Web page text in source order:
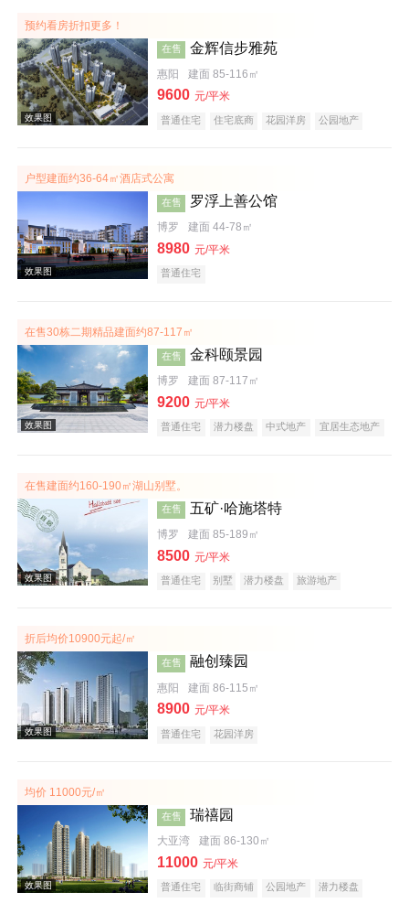
效果图
效果图
预约看房折扣更多！
在售 金辉信步雅苑
惠阳 建面 85-116㎡
9600 元/平米
普通住宅 住宅底商 花园洋房
公园地产
户型建面约36-64㎡酒店式公寓
效果图
在售 罗浮上善公馆
博罗 建面 44-78㎡
8980 元/平米
普通住宅
在售30栋二期精品建面约87-117㎡
效果图
在售 金科颐景园
博罗 建面 87-117㎡
9200 元/平米
普通住宅 潜力楼盘 中式地产
宜居生态地产
在售建面约160-190㎡湖山别墅。
在售 五矿·哈施塔特
博罗 建面 85-189㎡
8500 元/平米
普通住宅 别墅 潜力楼盘
旅游地产
折后均价10900元起/㎡
在售 融创臻园
惠阳 建面 86-115㎡
8900 元/平米
普通住宅 花园洋房
均价 11000元/㎡
在售 瑞禧园
大亚湾 建面 86-130㎡
11000 元/平米
普通住宅 临街商铺 公园地产
潜力楼盘